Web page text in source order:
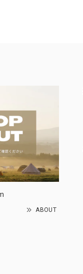
ABOUT